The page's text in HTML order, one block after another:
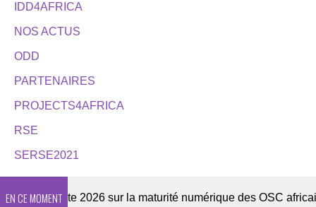
IDD4AFRICA
NOS ACTUS
ODD
PARTENAIRES
PROJECTS4AFRICA
RSE
SERSE2021
EN CE MOMENT
Enquête 2026 sur la maturité numérique des OSC africaines